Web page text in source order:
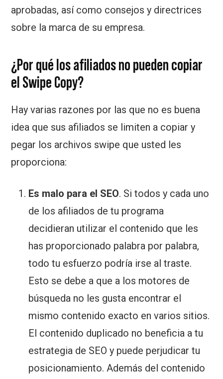
aprobadas, así como consejos y directrices
sobre la marca de su empresa.
¿Por qué los afiliados no pueden copiar
el Swipe Copy?
Hay varias razones por las que no es buena
idea que sus afiliados se limiten a copiar y
pegar los archivos swipe que usted les
proporciona:
Es malo para el SEO. Si todos y cada uno
de los afiliados de tu programa
decidieran utilizar el contenido que les
has proporcionado palabra por palabra,
todo tu esfuerzo podría irse al traste.
Esto se debe a que a los motores de
búsqueda no les gusta encontrar el
mismo contenido exacto en varios sitios.
El contenido duplicado no beneficia a tu
estrategia de SEO y puede perjudicar tu
posicionamiento. Además del contenido